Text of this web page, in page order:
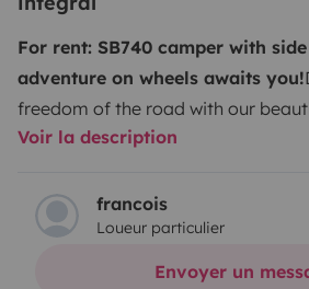
For rent: SB740 camper with
adventure on wheels awaits you!
freedom of the road with our
perfect for your family getaways or
kitchen:
refrigerator, cooking
spaceBathroom:shower and
air conditioning, heating, and
Voir la description
francois
Loueur particulier
Envoyer un